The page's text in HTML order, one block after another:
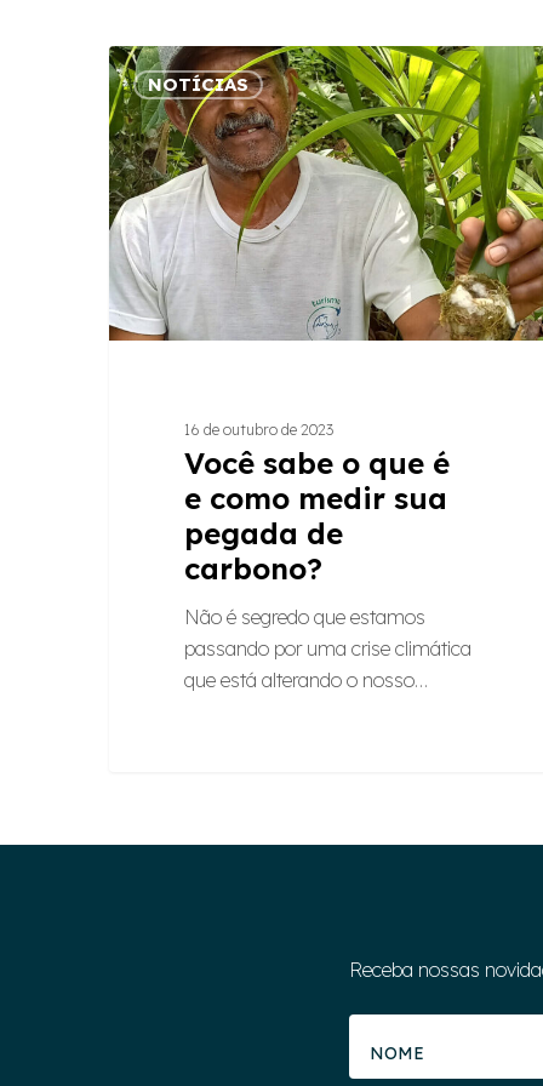
Você
sabe
o
que
é
e
como
medir
sua
pegada
NOTÍCIAS
16 de outubro de 2023
Você sabe o que é
e como medir sua
pegada de
carbono?
Não é segredo que estamos
passando por uma crise climática
que está alterando o nosso…
Receba nossas